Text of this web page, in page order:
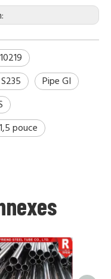
Pipe GI
pouce